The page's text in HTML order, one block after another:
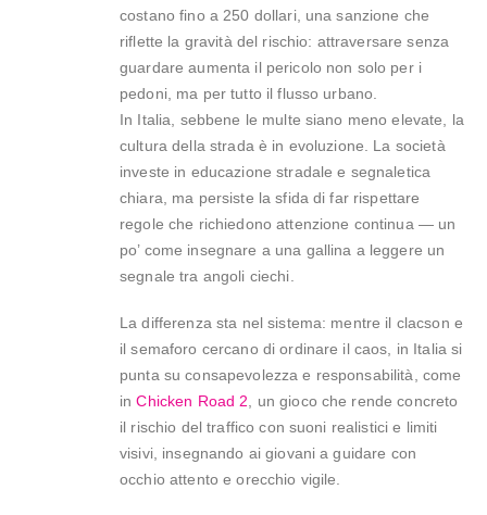
costano fino a 250 dollari, una sanzione che
riflette la gravità del rischio: attraversare senza
guardare aumenta il pericolo non solo per i
pedoni, ma per tutto il flusso urbano.
In Italia, sebbene le multe siano meno elevate, la
cultura della strada è in evoluzione. La società
investe in educazione stradale e segnaletica
chiara, ma persiste la sfida di far rispettare
regole che richiedono attenzione continua — un
po’ come insegnare a una gallina a leggere un
segnale tra angoli ciechi.
La differenza sta nel sistema: mentre il clacson e
il semaforo cercano di ordinare il caos, in Italia si
punta su consapevolezza e responsabilità, come
inChicken Road 2 , un gioco che rende concreto
il rischio del traffico con suoni realistici e limiti
visivi, insegnando ai giovani a guidare con
occhio attento e orecchio vigile.